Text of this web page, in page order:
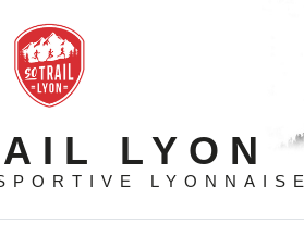
LYON
LYONNAISE